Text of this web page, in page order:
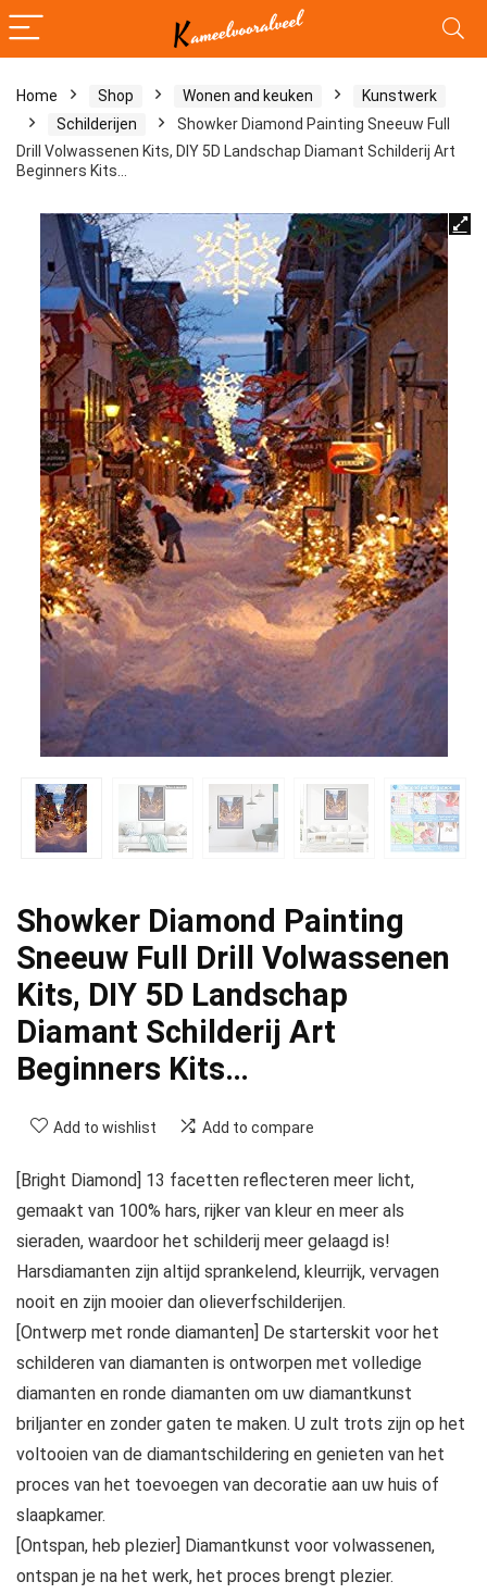
Home Shop Wonen and keuken
Kunstwerk
Schilderijen
Showker Diamond Painting Sneeuw Full
Drill Volwassenen Kits, DIY 5D Landschap Diamant Schilderij Art
Beginners Kits…
Showker Diamond Painting
Sneeuw Full Drill Volwassenen
Kits, DIY 5D Landschap
Diamant Schilderij Art
Beginners Kits…
Add to wishlist Add to compare
[Bright Diamond] 13 facetten reflecteren meer licht,
gemaakt van 100% hars, rijker van kleur en meer als
sieraden, waardoor het schilderij meer gelaagd is!
Harsdiamanten zijn altijd sprankelend, kleurrijk, vervagen
nooit en zijn mooier dan olieverfschilderijen.
[Ontwerp met ronde diamanten] De starterskit voor het
schilderen van diamanten is ontworpen met volledige
diamanten en ronde diamanten om uw diamantkunst
briljanter en zonder gaten te maken. U zult trots zijn op het
voltooien van de diamantschildering en genieten van het
proces van het toevoegen van decoratie aan uw huis of
slaapkamer.
[Ontspan, heb plezier] Diamantkunst voor volwassenen,
ontspan je na het werk, het proces brengt plezier.